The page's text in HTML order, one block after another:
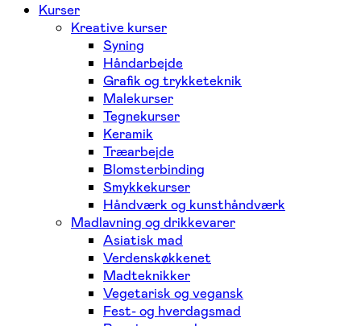
Kurser
Kreative kurser
Syning
Håndarbejde
Grafik og trykketeknik
Malekurser
Tegnekurser
Keramik
Træarbejde
Blomsterbinding
Smykkekurser
Håndværk og kunsthåndværk
Madlavning og drikkevarer
Asiatisk mad
Verdenskøkkenet
Madteknikker
Vegetarisk og vegansk
Fest- og hverdagsmad